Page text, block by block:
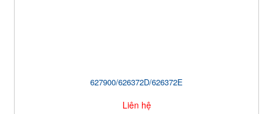
627900/626372D/626372E
Liên hệ